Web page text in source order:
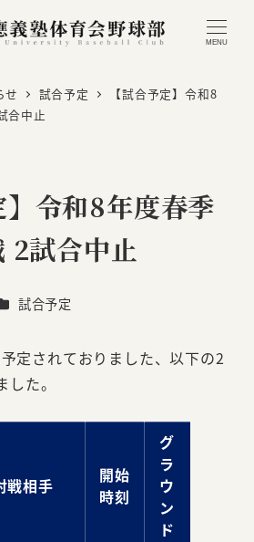
MENU
せ 試合予定
【試合予定】令和8
合中止
】令和8年度春季
2試合中止
テゴリー
試合予定
定されておりました、以下の2
した。
戦相手
開始
時刻
グ
ラ
ウ
ン
ド